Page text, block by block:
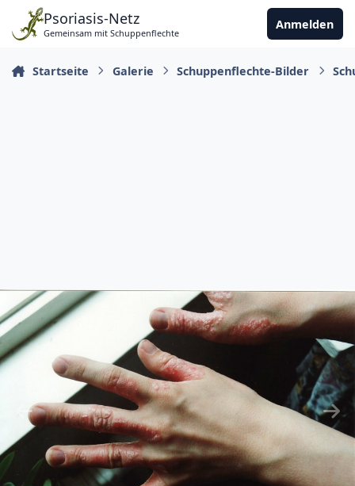
Zu Inhalt springen
Psoriasis-Netz
Gemeinsam mit Schuppenflechte
Anmelden
Startseite Galerie Schuppenflechte-Bilder